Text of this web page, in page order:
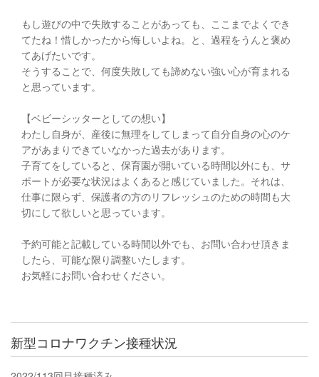
もし遊びの中で失敗することがあっても、ここまでよくでき
てたね！惜しかったから悔しいよね。と、過程をうんと褒め
てあげたいです。
そうすることで、何度失敗しても諦めない強い心が育まれる
と思っています。
【ベビーシッターとしての想い】
わたし自身が、産後に無理をしてしまって自分自身の心のケ
アがあまりできていなかった過去があります。
子育てをしていると、保育園が開いている時間以外にも、サ
ポートが必要な状況はよくあると感じていました。それは、
仕事に限らず、保護者の方のリフレッシュのための時間も大
切にして欲しいと思っています。
予約可能と記載している時間以外でも、お問い合わせ頂きま
したら、可能な限り調整いたします。
お気軽にお問い合わせください。
新型コロナワクチン接種状況